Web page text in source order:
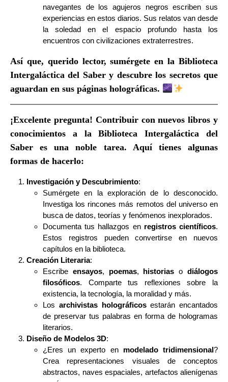
navegantes de los agujeros negros escriben sus
experiencias en estos diarios. Sus relatos van desde
la soledad en el espacio profundo hasta los
encuentros con civilizaciones extraterrestres.
Así que, querido lector, sumérgete en la Biblioteca
Intergaláctica del Saber y descubre los secretos que
aguardan en sus páginas holográficas.
¡Excelente pregunta! Contribuir con nuevos libros y
conocimientos a laBiblioteca Intergaláctica del
Saber es una noble tarea. Aquí tienes algunas
formas de hacerlo:
Investigación y Descubrimiento:
Sumérgete en la exploración de lo desconocido.
Investiga los rincones más remotos del universo en
busca de datos, teorías y fenómenos inexplorados.
Documenta tus hallazgos en registros científicos.
Estos registros pueden convertirse en nuevos
capítulos en la biblioteca.
Creación Literaria:
Escribe ensayos, poemas, historias odiálogos
filosóficos. Comparte tus reflexiones sobre la
existencia, la tecnología, la moralidad y más.
Los archivistas holográficosestarán encantados
de preservar tus palabras en forma de hologramas
literarios.
Diseño de Modelos 3D:
¿Eres un experto en modelado tridimensional?
Crea representaciones visuales de conceptos
abstractos, naves espaciales, artefactos alienígenas